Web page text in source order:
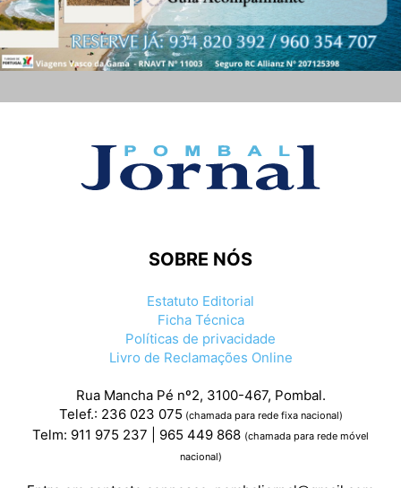
SOBRE NÓS
Estatuto Editorial
Ficha Técnica
Políticas de privacidade
Livro de Reclamações Online
Rua Mancha Pé nº2, 3100-467, Pombal.
Telef.: 236 023 075 (chamada para rede fixa nacional)
Telm: 911 975 237 | 965 449 868 (chamada para rede móvel
nacional)